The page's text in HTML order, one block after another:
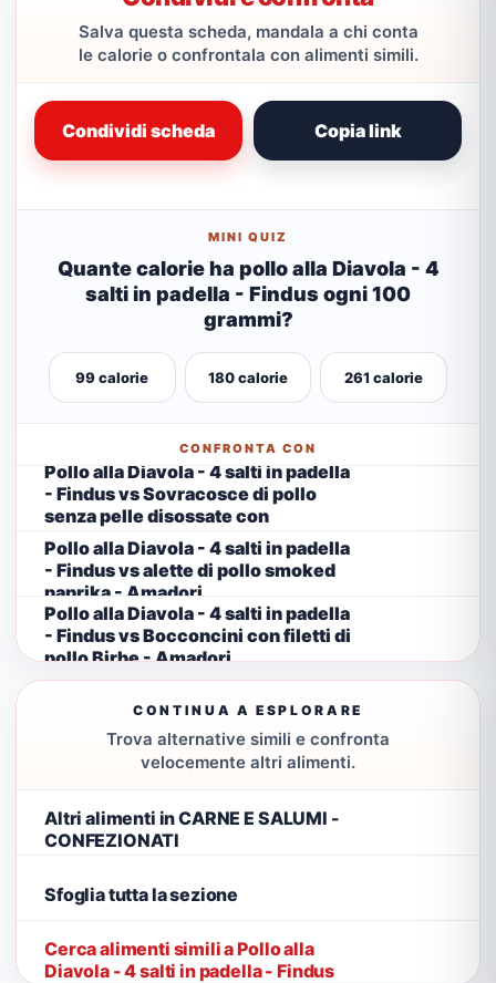
Salva questa scheda, mandala a chi conta
le calorie o confrontala con alimenti simili.
Condividi scheda Copia link
MINI QUIZ
Quante calorie ha pollo alla Diavola - 4
salti in padella - Findus ogni 100
grammi?
99 calorie 180 calorie 261 calorie
CONFRONTA CON
Pollo alla Diavola - 4 salti in padella
- Findus vs Sovracosce di pollo
senza pelle disossate con
rosmarino
Pollo alla Diavola - 4 salti in padella
- Findus vs alette di pollo smoked
paprika - Amadori
Pollo alla Diavola - 4 salti in padella
- Findus vs Bocconcini con filetti di
pollo Birbe - Amadori
CONTINUA A ESPLORARE
Trova alternative simili e confronta
velocemente altri alimenti.
Altri alimenti in CARNE E SALUMI -
CONFEZIONATI
Sfoglia tutta la sezione
Cerca alimenti simili a Pollo alla
Diavola - 4 salti in padella - Findus